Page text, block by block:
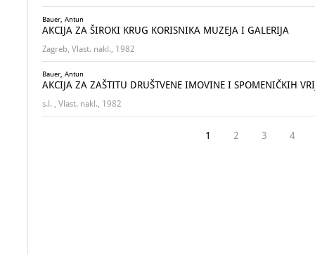
Bauer, Antun
AKCIJA ZA ŠIROKI KRUG KORISNIKA MUZEJA I GALERIJA
Zagreb, Vlast. nakl., 1982
Bauer, Antun
AKCIJA ZA ZAŠTITU DRUŠTVENE IMOVINE I
s.l. , Vlast. nakl., 1982
1 2 3 4